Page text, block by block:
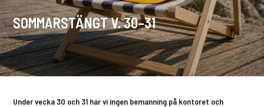
SOMMARSTÄNGT V. 30–31
Under vecka 30 och 31 har vi ingen bemanning på kontoret och